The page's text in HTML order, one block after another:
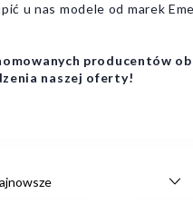
u nas modele od marek
producentów
naszej oferty!